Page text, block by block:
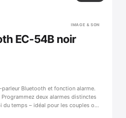
IMAGE & SON
EC-54B noir
parleur Bluetooth et fonction alarme.
deux alarmes distinctes
du temps – idéal pour les couples ou